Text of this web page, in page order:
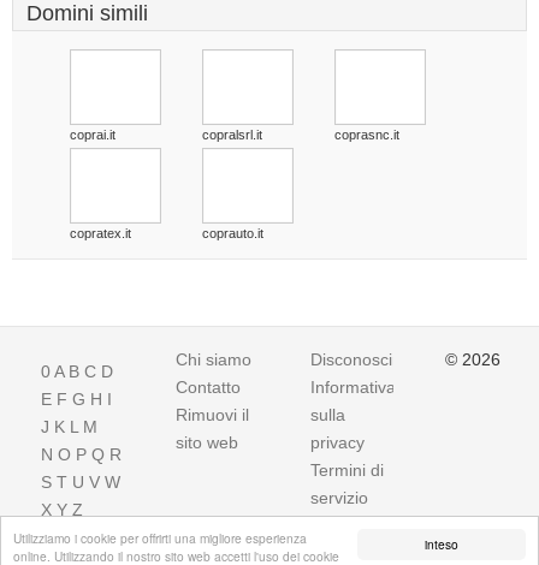
inteso
Utilizziamo i cookie per offrirti una migliore esperienza
online. Utilizzando il nostro sito web accetti l'uso dei cookie
Domini simili
coprai.it copralsrl.it coprasnc.it
copratex.it coprauto.it
0A B C D
E F G H I
J K L M
N O P Q R
S T U V W
X Y Z
Chi siamo
Contatto
Rimuovi il
sito web
Disconoscimento
Informativa
sulla
privacy
Termini di
servizio
© 2026